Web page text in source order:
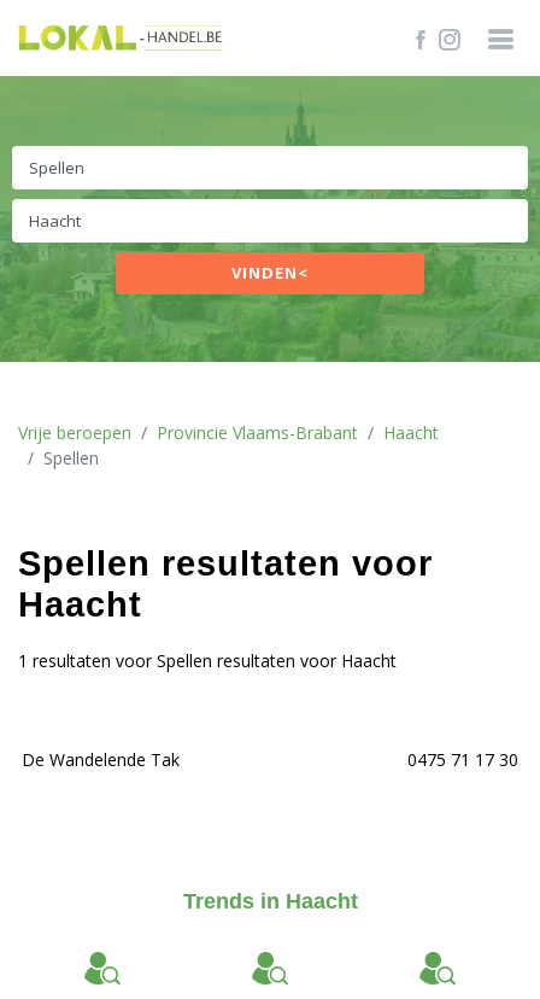
VINDEN<
Vrije beroepen Provincie Vlaams-Brabant
Haacht
Spellen
Spellen resultaten voor
Haacht
1 resultaten voor Spellen resultaten voor Haacht
De Wandelende Tak 0475 71 17 30
Trends in Haacht